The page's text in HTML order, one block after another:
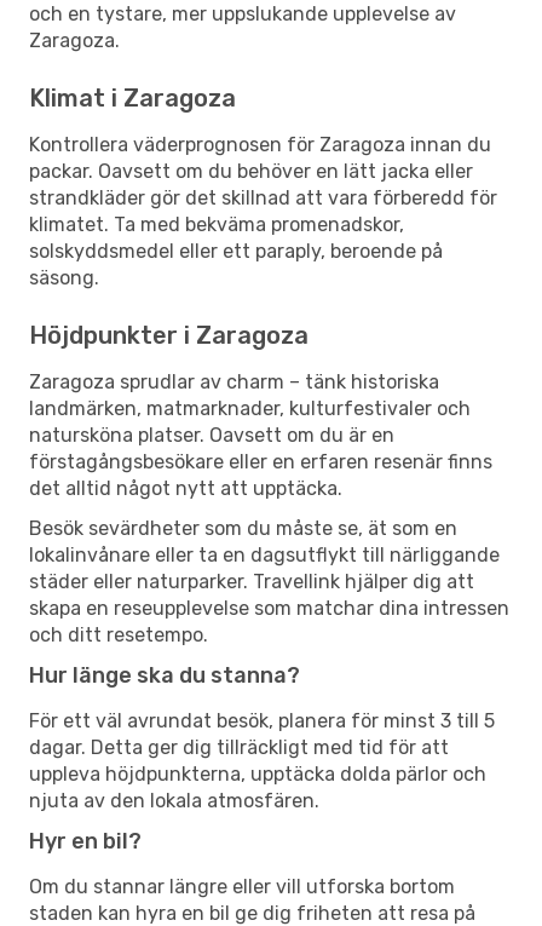
och en tystare, mer uppslukande upplevelse av
Zaragoza.
Klimat i Zaragoza
Kontrollera väderprognosen för Zaragoza innan du
packar. Oavsett om du behöver en lätt jacka eller
strandkläder gör det skillnad att vara förberedd för
klimatet. Ta med bekväma promenadskor,
solskyddsmedel eller ett paraply, beroende på
säsong.
Höjdpunkter i Zaragoza
Zaragoza sprudlar av charm – tänk historiska
landmärken, matmarknader, kulturfestivaler och
natursköna platser. Oavsett om du är en
förstagångsbesökare eller en erfaren resenär finns
det alltid något nytt att upptäcka.
Besök sevärdheter som du måste se, ät som en
lokalinvånare eller ta en dagsutflykt till närliggande
städer eller naturparker. Travellink hjälper dig att
skapa en reseupplevelse som matchar dina intressen
och ditt resetempo.
Hur länge ska du stanna?
För ett väl avrundat besök, planera för minst 3 till 5
dagar. Detta ger dig tillräckligt med tid för att
uppleva höjdpunkterna, upptäcka dolda pärlor och
njuta av den lokala atmosfären.
Hyr en bil?
Om du stannar längre eller vill utforska bortom
staden kan hyra en bil ge dig friheten att resa på